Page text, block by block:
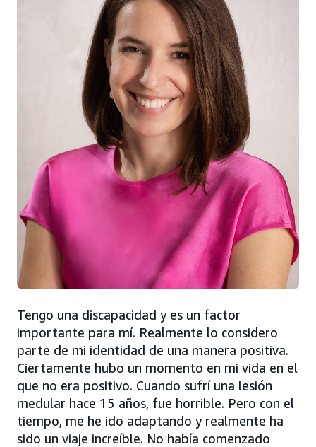
Tengo una discapacidad y es un factor
importante para mí. Realmente lo considero
parte de mi identidad de una manera positiva.
Ciertamente hubo un momento en mi vida en el
que no era positivo. Cuando sufrí una lesión
medular hace 15 años, fue horrible. Pero con el
tiempo, me he ido adaptando y realmente ha
sido un viaje increíble. No había comenzado